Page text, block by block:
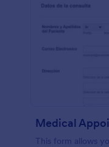
Medical
This form allows